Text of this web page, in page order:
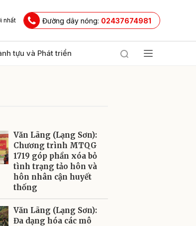
nhất Đường dây nóng: 02437674981
tựu và Phát triển
Văn Lãng (Lạng Sơn):
Chương trình MTQG
1719 góp phần xóa bỏ
tình trạng tảo hôn và
hôn nhân cận huyết
thống
Văn Lãng (Lạng Sơn):
Đa dạng hóa các mô